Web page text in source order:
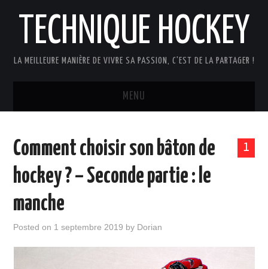
TECHNIQUE HOCKEY
LA MEILLEURE MANIÈRE DE VIVRE SA PASSION, C'EST DE LA PARTAGER !
MENU
A PROPOS
PLAN DU SITE
1
Comment choisir son bâton de
hockey ? – Seconde partie : le
manche
Posted on 1 septembre 2019 by Dorian